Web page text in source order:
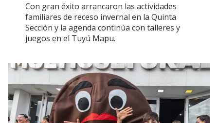
Con gran éxito arrancaron las actividades
familiares de receso invernal en la Quinta
Sección y la agenda continúa con talleres y
juegos en el Tuyú Mapu.